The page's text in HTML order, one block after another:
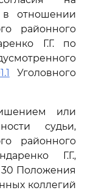
в отношении
районного
Г.Г. по
Уголовного
или
судьи,
районного
Г.Г.,
30 Положения
коллегий